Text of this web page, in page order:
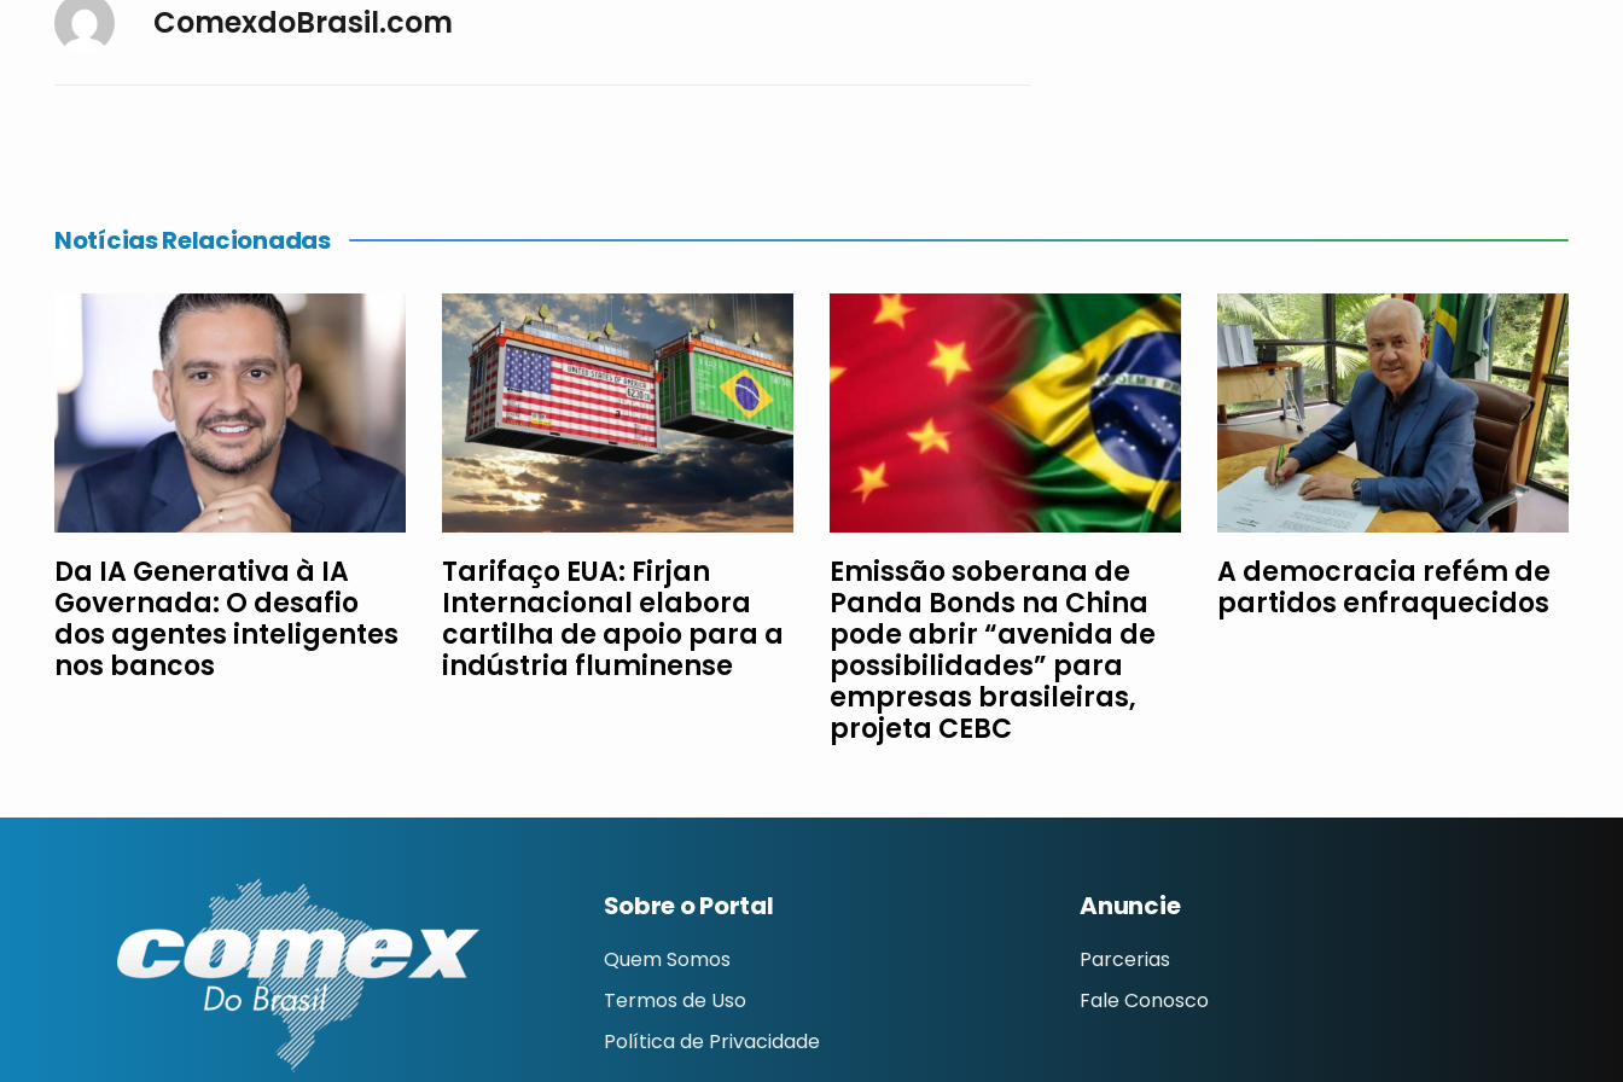
ComexdoBrasil.com
Notícias Relacionadas
Da IA Generativa à IA
Governada: O desafio
dos agentes inteligentes
nos bancos
Tarifaço EUA: Firjan
Internacional elabora
cartilha de apoio para a
indústria fluminense
Emissão soberana de
Panda Bonds na China
pode abrir “avenida de
possibilidades” para
empresas brasileiras,
projeta CEBC
A democracia refém de
partidos enfraquecidos
Sobre o Portal
Quem Somos
Termos de Uso
Política de Privacidade
Anuncie
Parcerias
Fale Conosco